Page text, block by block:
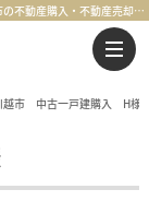
川越市 中古一戸建購入 H様 | 鶴ヶ島市・坂戸市・東松山市・川越市の不動産購入・不動産売却のことならセンチュリー21明和ハウス
越市 中古一戸建購入 H様